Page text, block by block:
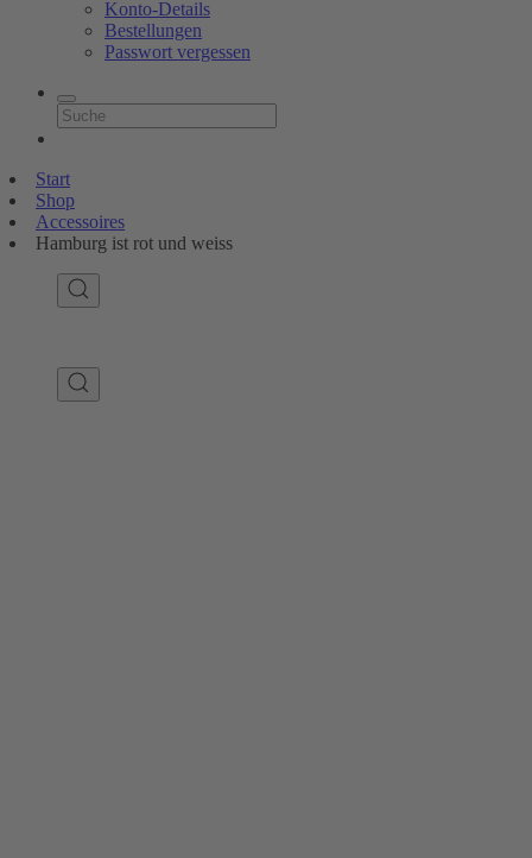
Konto-Details
Bestellungen
Passwort vergessen
Start
Shop
Accessoires
Hamburg ist rot und weiss